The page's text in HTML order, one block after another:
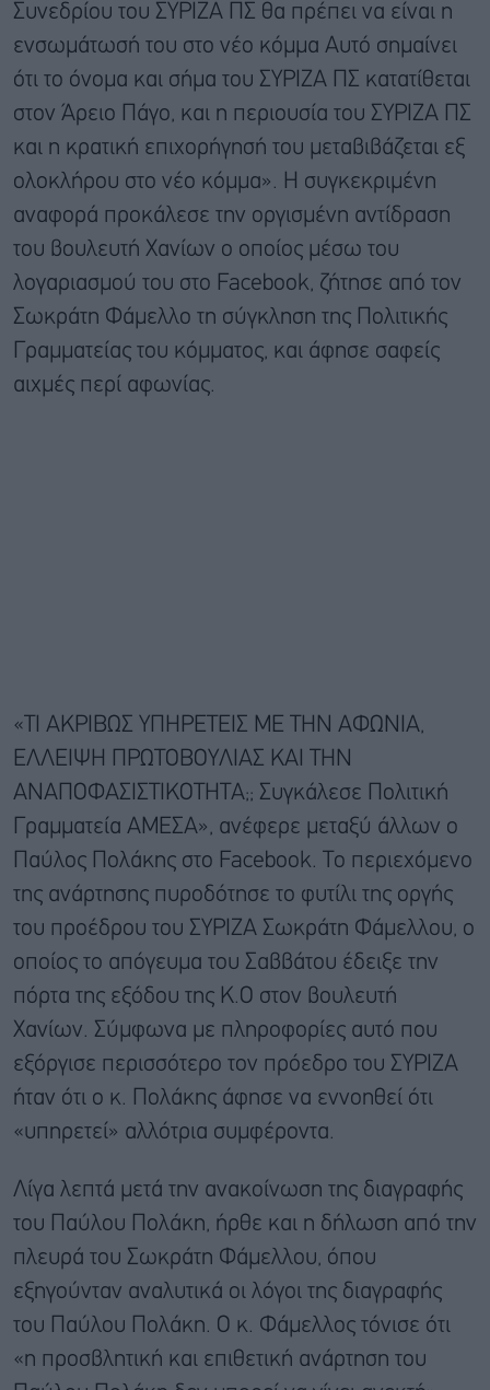
Συνεδρίου του ΣΥΡΙΖΑ ΠΣ θα πρέπει να είναι η
ενσωμάτωσή του στο νέο κόμμα Αυτό σημαίνει
ότι το όνομα και σήμα του ΣΥΡΙΖΑ ΠΣ κατατίθεται
στον Άρειο Πάγο, και η περιουσία του ΣΥΡΙΖΑ ΠΣ
και η κρατική επιχορήγησή του μεταβιβάζεται εξ
ολοκλήρου στο νέο κόμμα». Η συγκεκριμένη
αναφορά προκάλεσε την οργισμένη αντίδραση
του βουλευτή Χανίων ο οποίος μέσω του
λογαριασμού του στο Facebook, ζήτησε από τον
Σωκράτη Φάμελλο τη σύγκληση της Πολιτικής
Γραμματείας του κόμματος, και άφησε σαφείς
αιχμές περί αφωνίας.
«ΤΙ ΑΚΡΙΒΩΣ ΥΠΗΡΕΤΕΙΣ ΜΕ ΤΗΝ ΑΦΩΝΙΑ,
ΕΛΛΕΙΨΗ ΠΡΩΤΟΒΟΥΛΙΑΣ ΚΑΙ ΤΗΝ
ΑΝΑΠΟΦΑΣΙΣΤΙΚΟΤΗΤΑ;; Συγκάλεσε Πολιτική
Γραμματεία ΑΜΕΣΑ», ανέφερε μεταξύ άλλων ο
Παύλος Πολάκης στο Facebook. Το περιεχόμενο
της ανάρτησης πυροδότησε το φυτίλι της οργής
του προέδρου του ΣΥΡΙΖΑ Σωκράτη Φάμελλου, ο
οποίος το απόγευμα του Σαββάτου έδειξε την
πόρτα της εξόδου της Κ.Ο στον βουλευτή
Χανίων. Σύμφωνα με πληροφορίες αυτό που
εξόργισε περισσότερο τον πρόεδρο του ΣΥΡΙΖΑ
ήταν ότι ο κ. Πολάκης άφησε να εννοηθεί ότι
«υπηρετεί» αλλότρια συμφέροντα.
Λίγα λεπτά μετά την ανακοίνωση της διαγραφής
του Παύλου Πολάκη, ήρθε και η δήλωση από την
πλευρά του Σωκράτη Φάμελλου, όπου
εξηγούνταν αναλυτικά οι λόγοι της διαγραφής
του Παύλου Πολάκη. Ο κ. Φάμελλος τόνισε ότι
«η προσβλητική και επιθετική ανάρτηση του